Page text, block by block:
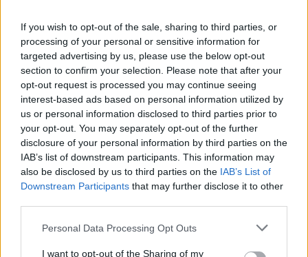
If you wish to opt-out of the sale, sharing to third parties, or
processing of your personal or sensitive information for
targeted advertising by us, please use the below opt-out
section to confirm your selection. Please note that after your
opt-out request is processed you may continue seeing
interest-based ads based on personal information utilized by
us or personal information disclosed to third parties prior to
your opt-out. You may separately opt-out of the further
disclosure of your personal information by third parties on the
IAB’s list of downstream participants. This information may
also be disclosed by us to third parties on the IAB’s List of
Downstream Participants that may further disclose it to other
Please note that this website/app uses one or more Google
not limited to your visit or usage behaviour. You may click to
Personal Data Processing Opt Outs
I want to opt-out of the Sharing of my
A 20 esztendős játékost március közepén műtötték
volna meg, a koronavírus-járvány miatt azonban ezt
a beavatkozást is el kellett halasztani, s végül
szerda délelőtt Székesfehérváron operálta meg Dr.
Abkarovits Géza - írja ahonvedfc.hu.
Sikeres volt a műtét– mondta a klubnhonlapnak
Banó-Szabó. –Egyelőre azért még komoly
fájdalmaim vannak, kapok fájdalomcsillapítót, az
első két nap fájdalmasabb, ez normális ilyenkor.
Korábban reggel volt a műtét, aztán visszatoltak a
szobámba, pihentem, illetve a családtagjaimmal,
szeretteimmel beszéltem. A koronavírus miatt nem